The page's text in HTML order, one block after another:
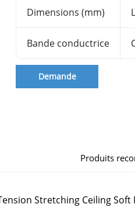
Dimensions (mm)
Bande conductrice
Demande
Produits